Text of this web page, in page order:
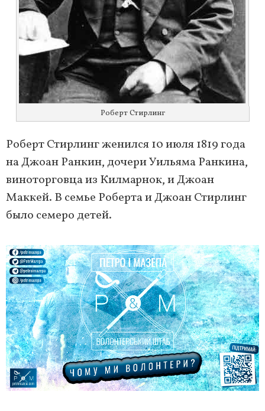
Роберт Стирлинг
Роберт Стирлинг женился 10 июля 1819 года
на Джоан Ранкин, дочери Уильяма Ранкина,
виноторговца из Килмарнок, и Джоан
Маккей. В семье Роберта и Джоан Стирлинг
было семеро детей.